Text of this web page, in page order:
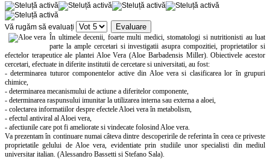
Vă rugăm să evaluați
În ultimele decenii, foarte multi medici, stomatologi si nutritionisti au luat
parte la ample cercetari si investigatii asupra compozitiei, proprietatilor si
efectelor terapeutice ale plantei Aloe Vera (Aloe Barbadensis Miller).Obiectivele acestor
cercetari, efectuate in diferite institutii de cercetare si universitati, au fost:
- determinarea tuturor componentelor active din Aloe vera si clasificarea lor în grupuri
chimice,
- determinarea mecanismului de actiune a diferitelor componente,
- determinarea raspunsului imunitar la utilizarea interna sau externa a aloei,
- colectarea informatiilor despre efectele Aloei vera în metabolism,
- efectul antiviral al Aloei vera,
- afectiunile care pot fi ameliorate si vindecate folosind Aloe vera.
Va prezentam în continuare numai câteva dintre descoperirile de referinta în ceea ce priveste
proprietatile gelului de Aloe vera, evidentiate prin studiile unor specialisti din mediul
universitar italian. (Alessandro Bassetti si Stefano Sala).